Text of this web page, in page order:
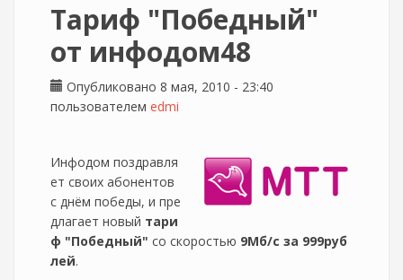
Тариф "Победный"
от инфодом48
Опубликовано 8 мая, 2010 - 23:40
пользователем edmi
Инфодом поздравля
ет своих абонентов
с днём победы, и пре
длагает новый тари
ф "Победный" со скоростью 9Мб/с за 999руб
лей.